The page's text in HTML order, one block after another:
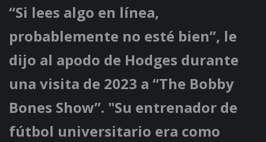
“Si lees algo en línea,
probablemente no esté bien”, le
dijo al apodo de Hodges durante
una visita de 2023 a “The Bobby
Bones Show”. "Su entrenador de
fútbol universitario era como